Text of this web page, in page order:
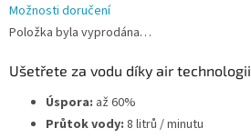
Možnosti doručení
Položka byla vyprodána…
Ušetřete za vodu díky air technologii
Úspora: až 60%
Průtok vody: 8 litrů / minutu